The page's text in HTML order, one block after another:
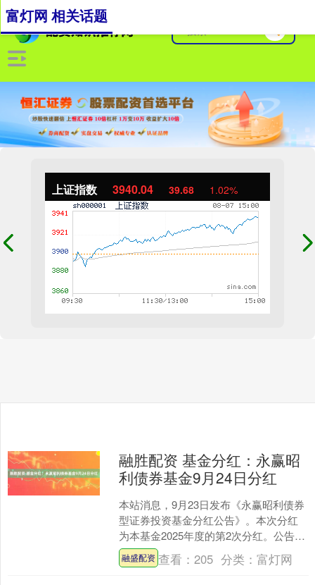
上证指数 3940.04 39.68 1.02%
富灯网 相关话题
融胜配资 基金分红：永赢昭
利债券基金9月24日分红
本站消息，9月23日发布《永赢昭利债券
型证券投资基金分红公告》。本次分红
为本基金2025年度的第2次分红。公告显
示，本次分红的收益分配基准日为9月9
日，详细分红....
融盛配资 查看：205 分类：富灯网